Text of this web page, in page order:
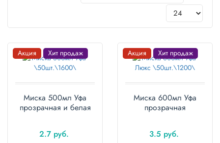
Пакеты
кулинарии
выпекания
Акция Хит продаж
Миска 500мл Уфа
прозрачная и белая
2.7 руб.
Акция Хит продаж
Миска 600мл Уфа
прозрачная
3.5 руб.